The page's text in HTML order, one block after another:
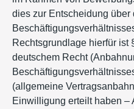
dies zur Entscheidung
Rechtsgrundlage hierfür ist
deutschem Recht
(allgemeine
Einwilligung erteilt haben –